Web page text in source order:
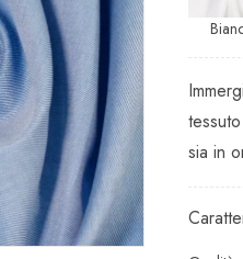
sia in